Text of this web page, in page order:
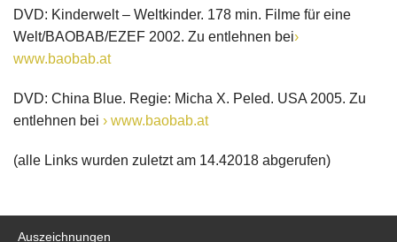
DVD: Kinderwelt – Weltkinder. 178 min. Filme für eine
Welt/BAOBAB/EZEF 2002. Zu entlehnen bei
www.baobab.at
DVD: China Blue. Regie: Micha X. Peled. USA 2005. Zu
entlehnen bei
www.baobab.at
(alle Links wurden zuletzt am 14.42018 abgerufen)
Auszeichnungen